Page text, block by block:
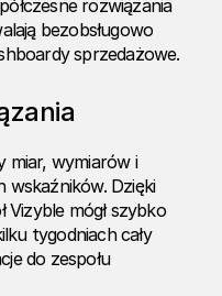
rozwiązania
bezobsługowo
sprzedażowe.
miar, wymiarów i
wskaźników. Dzięki
Vizyble mógł szybko
tygodniach cały
do zespołu